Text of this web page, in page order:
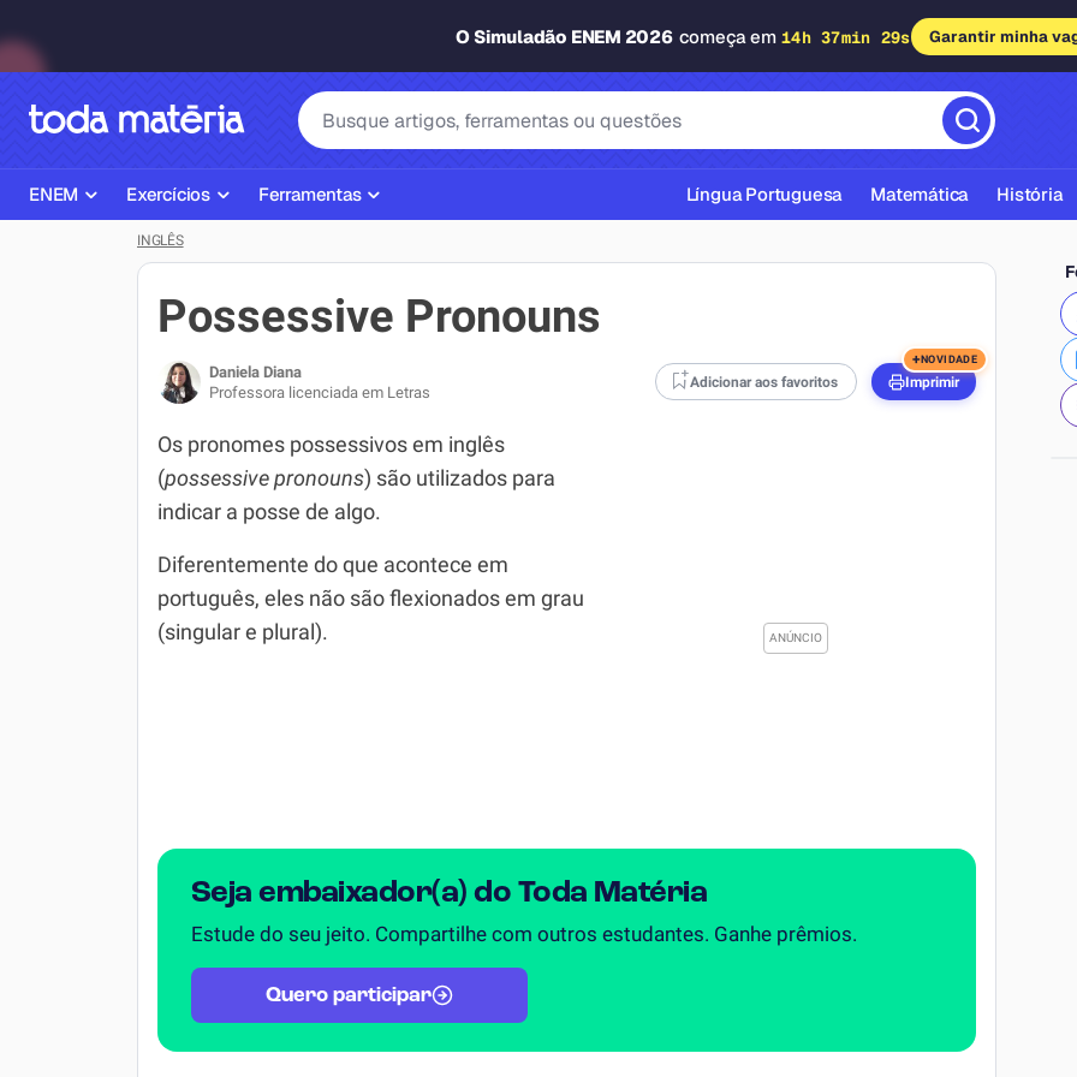
O Simuladão ENEM 2026 começa em 14h 37min 28s Garantir minha
ENEM
Página Inicial ENEM
Plano de Estudos
Corretor de Redação
Exercícios ENEM
Simulados ENEM
Exercícios
ENEM
Matemática
História
Biologia
Inglês
Química
Ferramentas
Corretor de Redação
Gerador Referências Bibliográficas ABNT
Língua Portuguesa Matemática História
INGLÊS
Possessive Pronouns
Daniela Diana
Professora licenciada em Letras
Adicionar aos favoritos Imprimir
+NOVIDADE
Os pronomes possessivos em inglês
(possessive pronouns) são utilizados para
indicar a posse de algo.
Diferentemente do que acontece em
português, eles não são flexionados em grau
(singular e plural).
Seja embaixador(a) do Toda Matéria
Estude do seu jeito. Compartilhe com outros estudantes. Ganhe prêmios.
Quero participar